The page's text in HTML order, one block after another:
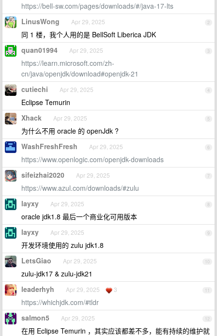
https://bell-sw.com/pages/downloads/#/java-17-lts
2
LinusWong Apr 29, 2025
同 1 楼，我个人用的是 BellSoft Liberica JDK
3
quan01994 Apr 29, 2025
https://learn.microsoft.com/zh-
cn/java/openjdk/download#openjdk-21
4
cutiechi Apr 29, 2025
Eclipse Temurin
5
Xhack Apr 29, 2025
为什么不用 oracle 的 openJdk ?
6
WashFreshFresh Apr 29, 2025
https://www.openlogic.com/openjdk-downloads
7
sifeizhai2020 Apr 29, 2025
https://www.azul.com/downloads/#zulu
8
layxy Apr 29, 2025
oracle jdk1.8 最后一个商业化可用版本
9
layxy Apr 29, 2025
开发环境使用的 zulu jdk1.8
10
LetsGiao Apr 29, 2025
zulu-jdk17 & zulu-jdk21
11
leaderhyh Apr 29, 2025 3
https://whichjdk.com/#tldr
12
salmon5 Apr 29, 2025
在用 Eclipse Temurin ，其实应该都差不多，能有持续的维护就